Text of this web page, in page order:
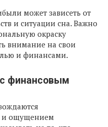
может зависеть от
и ситуации сна. Важно
окраску
внимание на свои
и финансами.
финансовым
и ощущением